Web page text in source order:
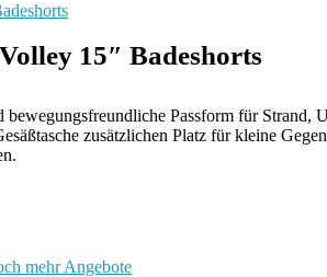
15″ Badeshorts
Passform für Strand,
zusätzlichen Platz für kleine
mehr Angebote